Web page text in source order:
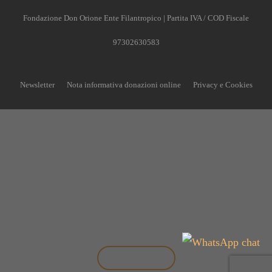
Fondazione Don Orione Ente Filantropico | Partita IVA / COD Fiscale
97302630583
Newsletter Nota informativa donazioni online Privacy e Cookies